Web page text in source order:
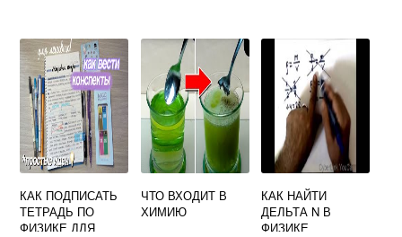
КАК ПОДПИСАТЬ
ТЕТРАДЬ ПО
ФИЗИКЕ ДЛЯ
ЧТО ВХОДИТ В
ХИМИЮ
КАК НАЙТИ
ДЕЛЬТА N В
ФИЗИКЕ